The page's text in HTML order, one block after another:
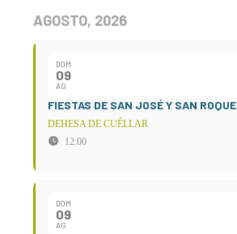
AGOSTO, 2026
DOM
09
AG
FIESTAS DE SAN JOSÉ Y SAN ROQUE
DEHESA DE CUÉLLAR
12:00
DOM
09
AG